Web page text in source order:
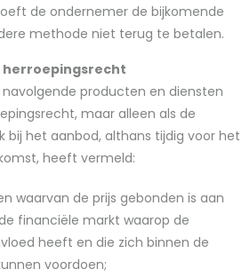
de ondernemer de bijkomende
methode niet terug te betalen.
herroepingsrecht
producten en diensten
maar alleen als de
bij het aanbod, althans tijdig voor het
heeft vermeld:
waarvan de prijs gebonden is aan
financiële markt waarop de
heeft en die zich binnen de
voordoen;